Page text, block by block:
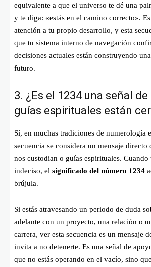
equivalente a que el universo te dé una
y te diga: «estás en el camino correcto».
atención a tu propio desarrollo, y esta
que tu sistema interno de navegación
decisiones actuales están construyendo
futuro.
3. ¿Es el 1234 una señal
guías espirituales están
Sí, en muchas tradiciones de numerología
secuencia se considera un mensaje directo
nos custodian o guías espirituales. Cuando
indeciso, el significado del número 1234
brújula.
Si estás atravesando un periodo de duda
adelante con un proyecto, una relación o
carrera, ver esta secuencia es un mensaje
invita a no detenerte. Es una señal de
que no estás operando en el vacío, sino